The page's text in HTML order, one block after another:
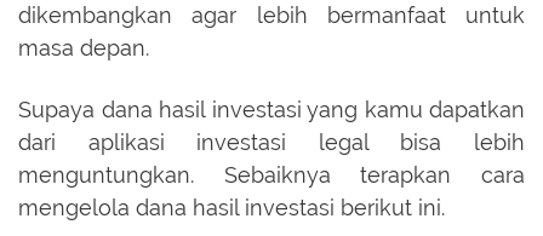
dikembangkan agar lebih bermanfaat untuk
masa depan.
Supaya dana hasil investasi yang kamu dapatkan
dari aplikasi investasi legal bisa lebih
menguntungkan. Sebaiknya terapkan cara
mengelola dana hasil investasi berikut ini.